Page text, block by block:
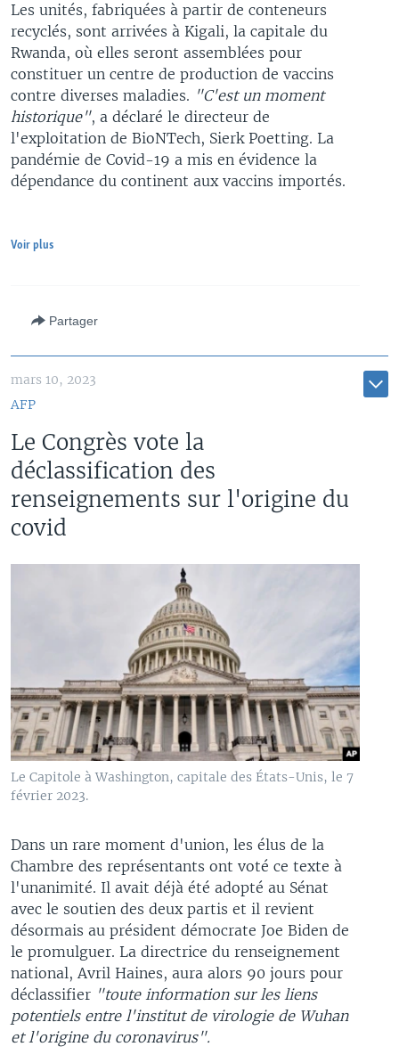
Les unités, fabriquées à partir de conteneurs
recyclés, sont arrivées à Kigali, la capitale du
Rwanda, où elles seront assemblées pour
constituer un centre de production de vaccins
contre diverses maladies. "C'est un moment
historique", a déclaré le directeur de
l'exploitation de BioNTech, Sierk Poetting. La
pandémie de Covid-19 a mis en évidence la
dépendance du continent aux vaccins importés.
Voir plus
Partager
mars 10, 2023
AFP
Le Congrès vote la
déclassification des
renseignements sur l'origine du
covid
Le Capitole à Washington, capitale des États-Unis, le 7
février 2023.
Dans un rare moment d'union, les élus de la
Chambre des représentants ont voté ce texte à
l'unanimité. Il avait déjà été adopté au Sénat
avec le soutien des deux partis et il revient
désormais au président démocrate Joe Biden de
le promulguer. La directrice du renseignement
national, Avril Haines, aura alors 90 jours pour
déclassifier "toute information sur les liens
potentiels entre l'institut de virologie de Wuhan
et l'origine du coronavirus".